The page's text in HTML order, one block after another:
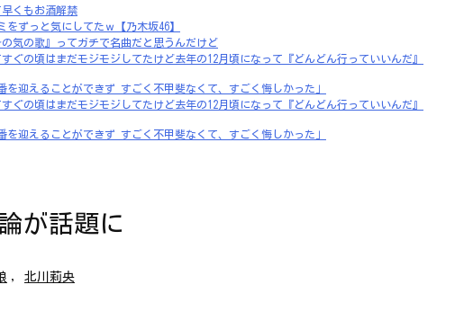
早くもお酒解禁
ずっと気にしてたｗ【乃木坂46】
気の歌』ってガチで名曲だと思うんだけど
ぐの頃はまだモジモジしてたけど去年の12月頃になって『どんどん行っていいんだ』
を迎えることができず すごく不甲斐なくて、すごく悔しかった」
ぐの頃はまだモジモジしてたけど去年の12月頃になって『どんどん行っていいんだ』
を迎えることができず すごく不甲斐なくて、すごく悔しかった」
が話題に
, 北川莉央